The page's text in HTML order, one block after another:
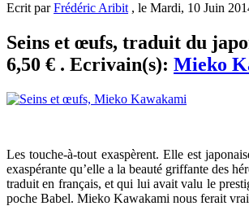
Ecrit parFrédéric Aribit , le Mardi, 10 Juin
Seins et œufs, traduit du
6,50 € . Ecrivain(s): Mieko
Les touche-à-tout exaspèrent. Elle est
exaspérante qu’elle a la beauté griffante des
traduit en français, et qui lui avait valu le
poche Babel. Mieko Kawakami nous ferait